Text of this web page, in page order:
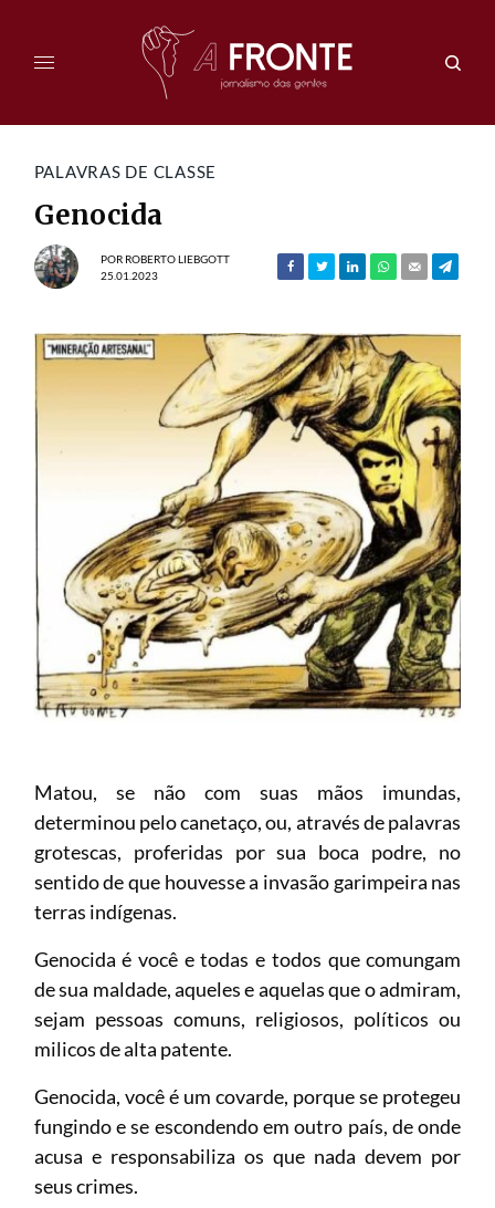
PALAVRAS DE CLASSE
Genocida
POR ROBERTO LIEBGOTT
25.01.2023
Matou, se não com suas mãos imundas,
determinou pelo canetaço, ou, através de palavras
grotescas, proferidas por sua boca podre, no
sentido de que houvesse a invasão garimpeira nas
terras indígenas.
Genocida é você e todas e todos que comungam
de sua maldade, aqueles e aquelas que o admiram,
sejam pessoas comuns, religiosos, políticos ou
milicos de alta patente.
Genocida, você é um covarde, porque se protegeu
fungindo e se escondendo em outro país, de onde
acusa e responsabiliza os que nada devem por
seus crimes.